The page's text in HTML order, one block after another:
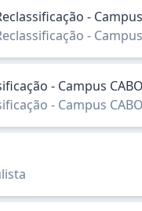
- Campus
- Campus
- Campus
- Campus